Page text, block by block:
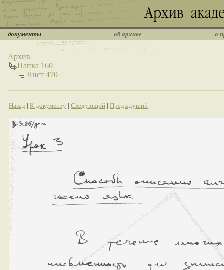
документы об архиве о
Архив
Папка 160
Лист 470
Назад | К документу | Следующий | Предыдущий